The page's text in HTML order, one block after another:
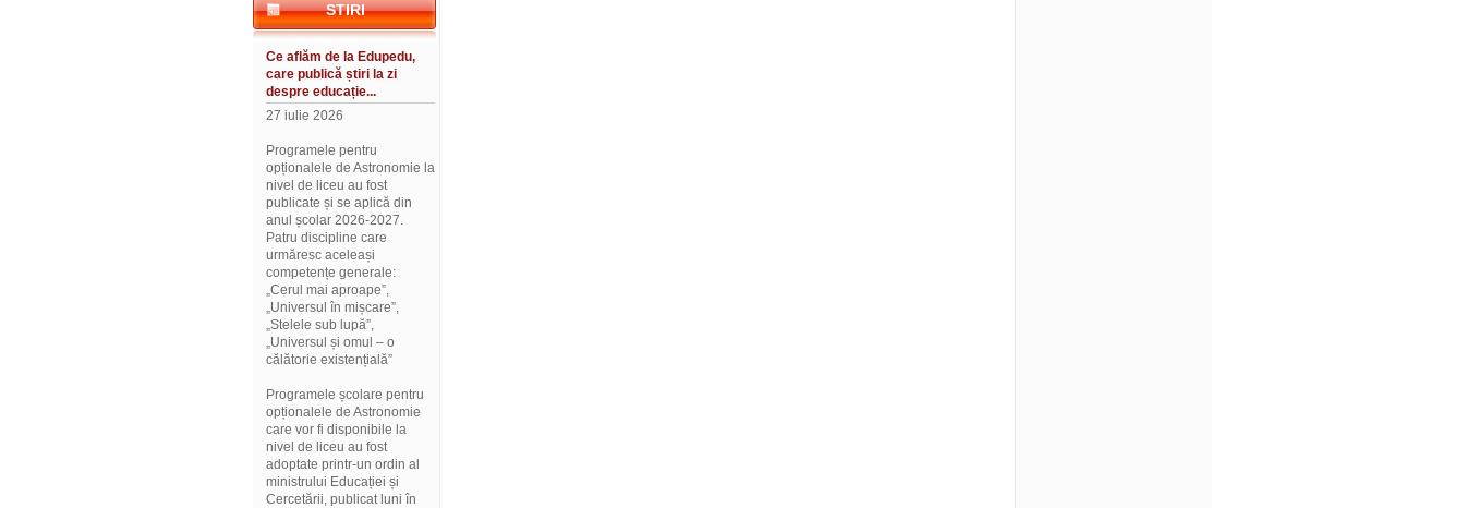
STIRI
Ce aflăm de la Edupedu,
care publică știri la zi
despre educație...
27 iulie 2026
Programele pentru
opționalele de Astronomie la
nivel de liceu au fost
publicate și se aplică din
anul școlar 2026-2027.
Patru discipline care
urmăresc aceleași
competențe generale:
„Cerul mai aproape”,
„Universul în mișcare”,
„Stelele sub lupă”,
„Universul și omul – o
călătorie existențială”
Programele școlare pentru
opționalele de Astronomie
care vor fi disponibile la
nivel de liceu au fost
adoptate printr-un ordin al
ministrului Educației și
Cercetării, publicat luni în